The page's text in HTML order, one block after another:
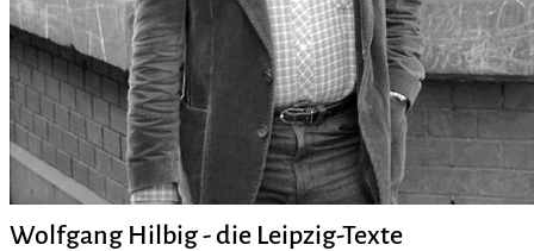
Wolfgang Hilbig - die Leipzig-Texte